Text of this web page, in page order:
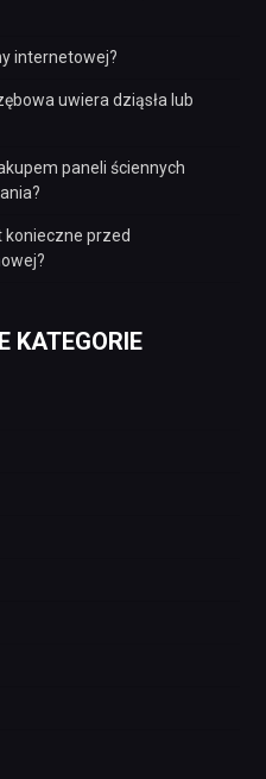
internetowej?
uwiera dziąsła lub
paneli ściennych
konieczne przed
KATEGORIE